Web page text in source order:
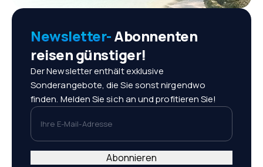
Newsletter-Abonnenten
reisen günstiger!
Der Newsletter enthält exklusive
Sonderangebote, die Sie sonst nirgendwo
finden. Melden Sie sich an und profitieren Sie!
Ihre E-Mail-Adresse
Abonnieren